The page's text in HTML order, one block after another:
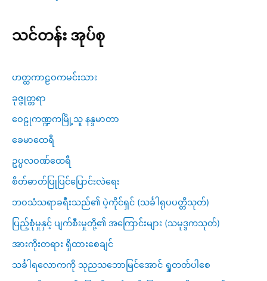
သင်တန်း အုပ်စု
ဟတ္ထကာဠဝကမင်းသား
ခုဇ္ဇုတ္တရာ
ဝေဠုကဏ္ဍကမြို့သူ နန္ဒမာတာ
ခေမာထေရီ
ဥပ္ပလဝဏ်ထေရီ
စိတ်ဓာတ်ပြုပြင်ပြောင်းလဲရေး
ဘဝသံသရာခရီးသည်၏ ပဲ့ကိုင်ရှင် (သင်္ခါရုပပတ္တိသုတ်)
ပြည့်စုံမှုနှင့် ပျက်စီးမှုတို့၏ အကြောင်းများ (သမုဒ္ဒကသုတ်)
အားကိုးတရား ရှိထားစေချင်
သင်္ခါရလောကကို သုညသဘောမြင်အောင် ရှုတတ်ပါစေ